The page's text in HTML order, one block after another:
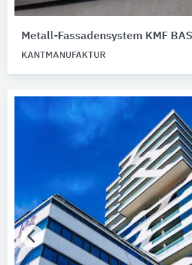
Metall-Fassadensystem KMF
KANTMANUFAKTUR